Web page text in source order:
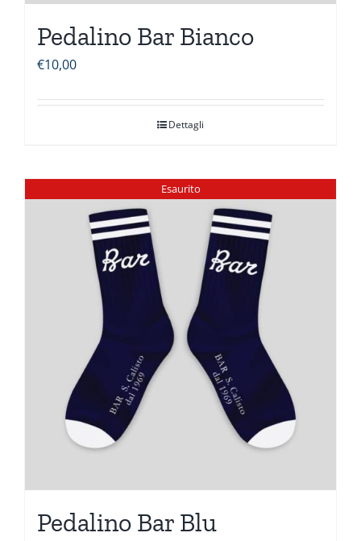
Pedalino Bar Bianco
€10,00
Dettagli
Esaurito
Pedalino Bar Blu